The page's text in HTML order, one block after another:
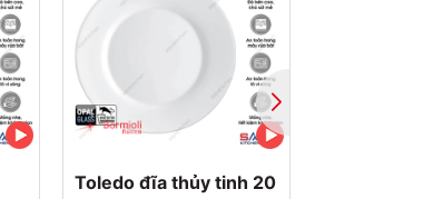
Toledo đĩa thủy tinh 20